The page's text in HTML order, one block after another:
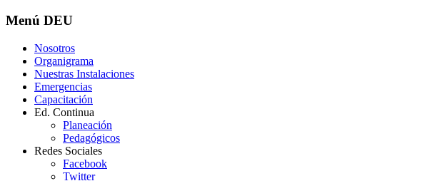
Menú DEU
Nosotros
Organigrama
Nuestras Instalaciones
Emergencias
Capacitación
Ed. Continua
Planeación
Pedagógicos
Redes Sociales
Facebook
Twitter